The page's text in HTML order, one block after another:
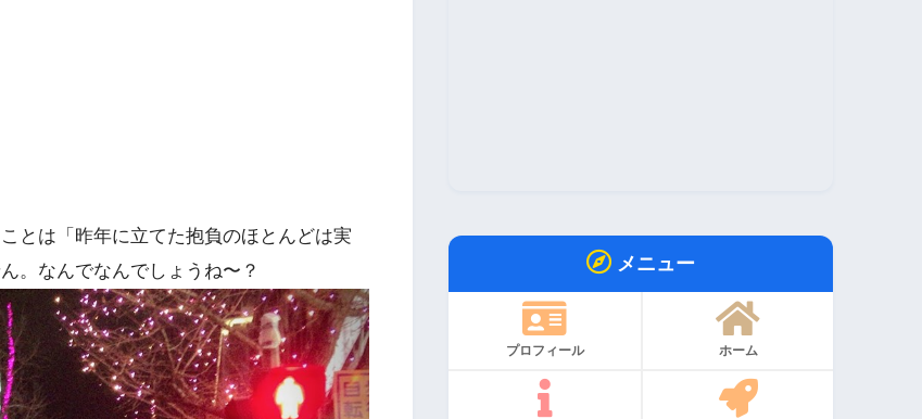
とは「昨年に立てた抱負のほとんどは実
。なんでなんでしょうね〜？
メニュー
プロフィール ホーム